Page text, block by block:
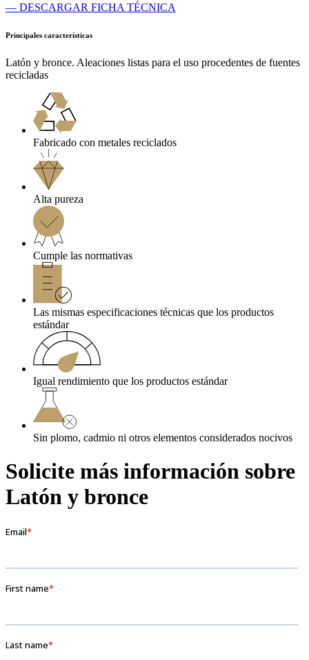
— DESCARGAR FICHA TÉCNICA
Principales características
Latón y bronce. Aleaciones listas para el uso procedentes de fuentes
recicladas
Fabricado con metales reciclados
Alta pureza
Cumple las normativas
Las mismas especificaciones técnicas que los productos
estándar
Igual rendimiento que los productos estándar
Sin plomo, cadmio ni otros elementos considerados nocivos
Solicite más información sobre
Latón y bronce